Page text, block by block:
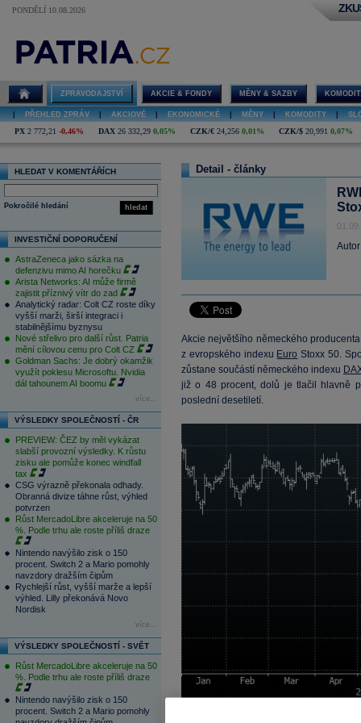
PONDĚLÍ 10.08.2026
ZPRAVODAJSTVÍ AKCIE & FONDY MĚNY & SAZBY
PŘEHLED ZPRÁV AKCIOVÉ EKONOMICKÉ MĚNY KOMODITY
PX 2 772,21 -0,46% DAX 26 332,29 0,05% CZK/€ 24,256 0,01% CZK/$ 20,991 0,07%
HLEDAT V KOMENTÁŘÍCH
hledat
Pokročilé hledání
INVESTIČNÍ DOPORUČENÍ
AstraZeneca jako sázka na
defenzivu mimo AI horečku
Arista Networks: AI může firmě
zajistit příznivý vítr do zad
Analytický radar: Colt CZ roste díky
vyšší marži, širší integraci i
stabilnějšímu byznysu
Nové střelivo pro další růst. Patria
mění cílovou cenu pro Colt CZ
Goldman Sachs: Je dobrý okamžik
využít poklesu Microsoftu. Nvidia
dál tahounem AI boomu
více...
VÝSLEDKY SPOLEČNOSTÍ - ČR
PREVIEW: ČEZ by měl vykázat
slabší provozní výsledky. K růstu
zisku ale pomůže konec windfall
tax
CSG výrazně překonala odhady.
Obranná divize táhne růst, výhled
potvrzen
Růst MercadoLibre akceleruje na 50
%. Podle trhu ale roste příliš draze
Nintendo navýšilo zisk o 150
procent. Switch 2 a Mario pomohly
navzdory dražším čipům
Rychlejší růst, vyšší marže a lepší
výhled. Lilly překonává Novo
Nordisk
více...
VÝSLEDKY SPOLEČNOSTÍ - SVĚT
Růst MercadoLibre akceleruje na 50
%. Podle trhu ale roste příliš draze
Nintendo navýšilo zisk o 150
procent. Switch 2 a Mario pomohly
Detail - články
Akcie největšího německého
z evropského indexu Euro Stoxx 50.
zůstane součástí německého indexu
již o 48 procent, dolů je tlačil hlavně
poslední desetiletí.